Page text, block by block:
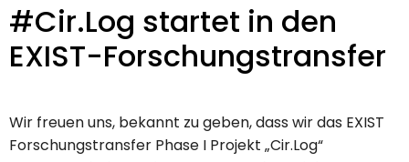
#Cir.Log startet in den
EXIST-Forschungstransfer
Wir freuen uns, bekannt zu geben, dass wir das EXIST
Forschungstransfer Phase I Projekt „Cir.Log“